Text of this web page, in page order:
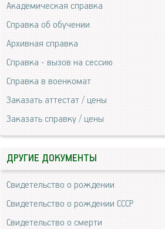
Академическая справка
Справка об обучении
Архивная справка
Справка - вызов на сессию
Справка в военкомат
Заказать аттестат / цены
Заказать справку / цены
ДРУГИЕ ДОКУМЕНТЫ
Свидетельство о рождении
Свидетельство о рождении СССР
Свидетельство о смерти